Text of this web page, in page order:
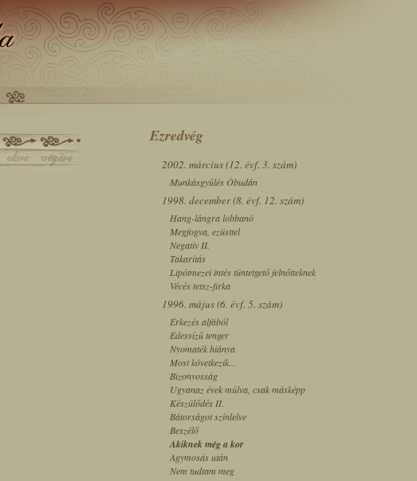
Ezredvég
2002. március (12. évf. 3. szám)
Munkásgyûlés Óbudán
1998. december (8. évf. 12. szám)
Hang-lángra lobbanó
Megfogva, ezüsttel
Negatív II.
Takarítás
Lipótmezei intés tüntetgető felnőtteknek
Vécés tetsz-firka
1996. május (6. évf. 5. szám)
Érkezés alfából
Édesvízû tenger
Nyomaték hiánya
Most következik...
Bizonyosság
Ugyanaz évek múlva, csak másképp
Készülődés II.
Bátorságot színlelve
Beszélő
Akiknek még a kor
Agymosás után
Nem tudtam meg